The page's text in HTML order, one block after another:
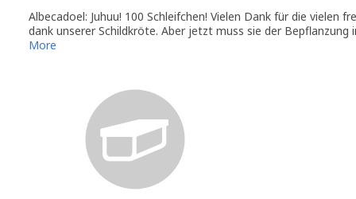
Albecadoel: Juhuu! 100 Schleifchen! Vielen Dank für die
dank unserer Schildkröte. Aber jetzt muss sie der Bepflanzung
More